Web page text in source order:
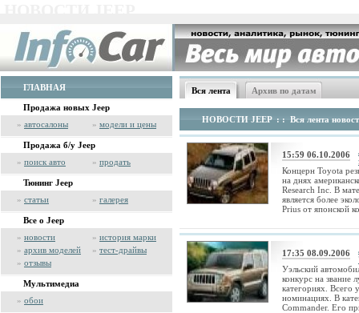
ГЛАВНАЯ
Продажа новых Jeep
» автосалоны » модели и цены
Продажа б/у Jeep
» поиск авто » продать
Тюнинг Jeep
» статьи » галерея
Все о Jeep
» новости » история марки
» архив моделей » тест-драйвы
» отзывы
Мультимедиа
» обои
Вся лента Архив по датам
НОВОСТИ JEEP: : Вся лента
15:59 06.10.2006
Концерн Toyota
на днях
Research Inc. В
является более
Prius от японской
17:35 08.09.2006
Уэльский
конкурс на звание
категориях. Всего
номинациях. В
Commander. Его